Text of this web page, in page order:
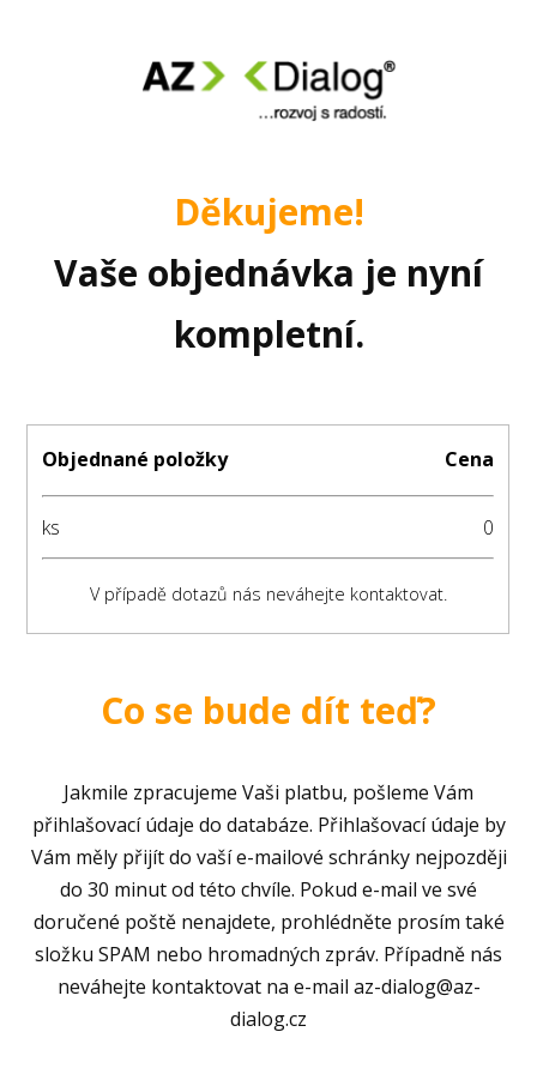
Děkujeme!
Vaše objednávka je nyní
kompletní.
Co se bude dít teď?
Jakmile zpracujeme Vaši platbu, pošleme Vám
přihlašovací údaje do databáze. Přihlašovací údaje by
Vám měly přijít do vaší e-mailové schránky nejpozději
do 30 minut od této chvíle. Pokud e-mail ve své
doručené poště nenajdete, prohlédněte prosím také
složku SPAM nebo hromadných zpráv. Případně nás
neváhejte kontaktovat na e-mail az-dialog@az-
dialog.cz